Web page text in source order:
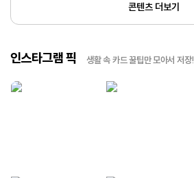
콘텐츠 더보기
인스타그램 픽 생활 속 카드 꿀팁만 모아서 저장!